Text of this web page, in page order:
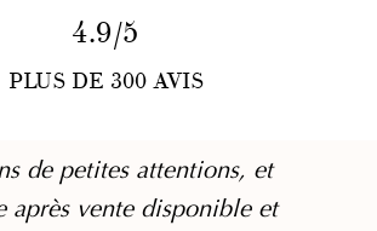
4.9/5
PLUS DE 300 AVIS
de petites attentions, et
après vente disponible et